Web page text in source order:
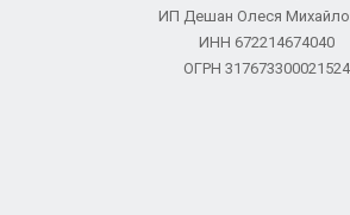
ИП Дешан Олеся
ИНН 672214674040
ОГРН 317673300021524